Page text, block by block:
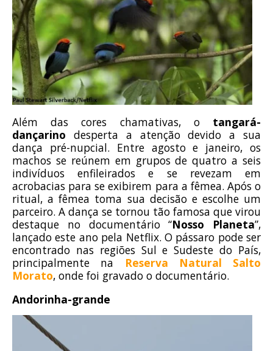
Além das cores chamativas, o tangará-
dançarino desperta a atenção devido a sua
dança pré-nupcial. Entre agosto e janeiro, os
machos se reúnem em grupos de quatro a seis
indivíduos enfileirados e se revezam em
acrobacias para se exibirem para a fêmea. Após o
ritual, a fêmea toma sua decisão e escolhe um
parceiro. A dança se tornou tão famosa que virou
destaque no documentário “Nosso Planeta”,
lançado este ano pela Netflix. O pássaro pode ser
encontrado nas regiões Sul e Sudeste do País,
principalmente na
Reserva Natural Salto
Morato, onde foi gravado o documentário.
Andorinha-grande